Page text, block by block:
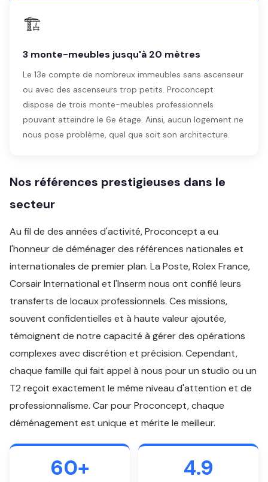
🏗️
3 monte-meubles jusqu'à 20 mètres
Le 13e compte de nombreux immeubles sans ascenseur
ou avec des ascenseurs trop petits. Proconcept
dispose de trois monte-meubles professionnels
pouvant atteindre le 6e étage. Ainsi, aucun logement ne
nous pose problème, quel que soit son architecture.
Nos références prestigieuses dans le
secteur
Au fil de des années d'activité, Proconcept a eu
l'honneur de déménager des références nationales et
internationales de premier plan. La Poste, Rolex France,
Corsair International et l'Inserm nous ont confié leurs
transferts de locaux professionnels. Ces missions,
souvent confidentielles et à haute valeur ajoutée,
témoignent de notre capacité à gérer des opérations
complexes avec discrétion et précision. Cependant,
chaque famille qui fait appel à nous pour un studio ou un
T2 reçoit exactement le même niveau d'attention et de
professionnalisme. Car pour Proconcept, chaque
déménagement est unique et mérite le meilleur.
60+ 4.9